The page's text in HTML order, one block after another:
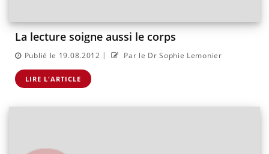
La lecture soigne aussi le corps
Publié le 19.08.2012 | Par le Dr Sophie Lemonier
LIRE L'ARTICLE